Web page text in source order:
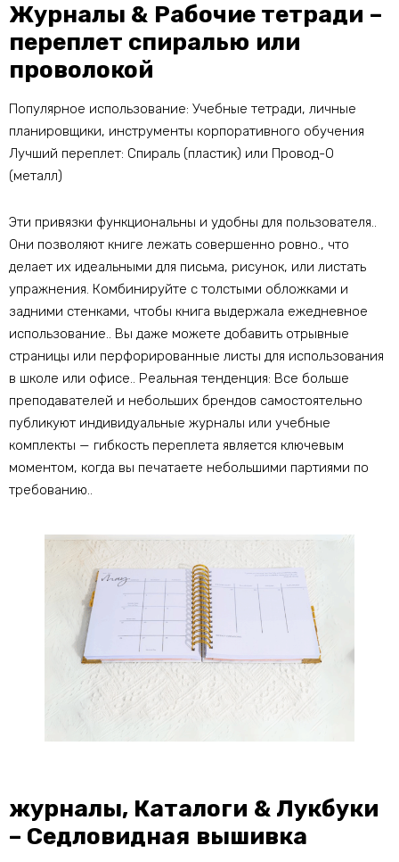
Журналы & Рабочие тетради –
переплет спиралью или
проволокой
Популярное использование: Учебные тетради, личные
планировщики, инструменты корпоративного обучения
Лучший переплет: Спираль (пластик) или Провод-O
(металл)
Эти привязки функциональны и удобны для пользователя..
Они позволяют книге лежать совершенно ровно., что
делает их идеальными для письма, рисунок, или листать
упражнения. Комбинируйте с толстыми обложками и
задними стенками, чтобы книга выдержала ежедневное
использование.. Вы даже можете добавить отрывные
страницы или перфорированные листы для использования
в школе или офисе.. Реальная тенденция: Все больше
преподавателей и небольших брендов самостоятельно
публикуют индивидуальные журналы или учебные
комплекты — гибкость переплета является ключевым
моментом, когда вы печатаете небольшими партиями по
требованию..
журналы, Каталоги & Лукбуки
– Седловидная вышивка